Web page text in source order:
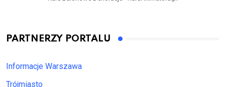
PARTNERZY PORTALU
Informacje Warszawa
Trójmiasto